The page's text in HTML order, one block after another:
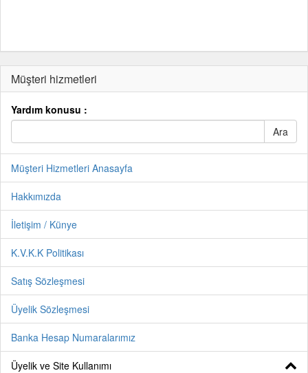
Müşteri hizmetleri
Yardım konusu :
Müşteri Hizmetleri Anasayfa
Hakkımızda
İletişim / Künye
K.V.K.K Politikası
Satış Sözleşmesi
Üyelik Sözleşmesi
Banka Hesap Numaralarımız
Üyelik ve Site Kullanımı